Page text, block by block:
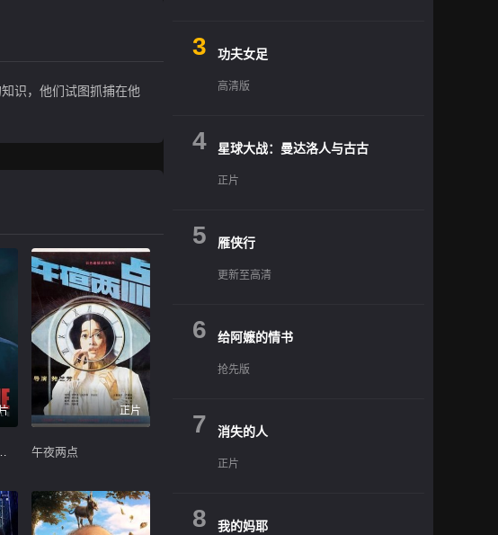
识，他们试图抓捕在他
大·戴格尔
正片
午夜两点
3 功夫女足
高清版
4 星球大战：曼达洛人与古古
正片
5 雁侠行
更新至高清
6 给阿嬷的情书
抢先版
7 消失的人
正片
8 我的妈耶